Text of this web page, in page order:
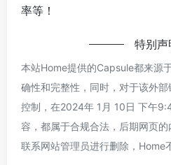
率等！
特别声
本站Home提供的Capsule都来源
确性和完整性，同时，对于该外
控制，在2024年 1月 10日 下午
容，都属于合规合法，后期网页
联系网站管理员进行删除，Home